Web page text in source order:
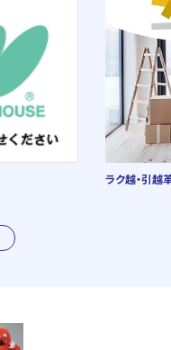
ラク越・引越